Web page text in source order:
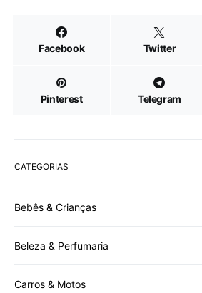
Facebook Twitter
Pinterest Telegram
CATEGORIAS
Bebês & Crianças
Beleza & Perfumaria
Carros & Motos